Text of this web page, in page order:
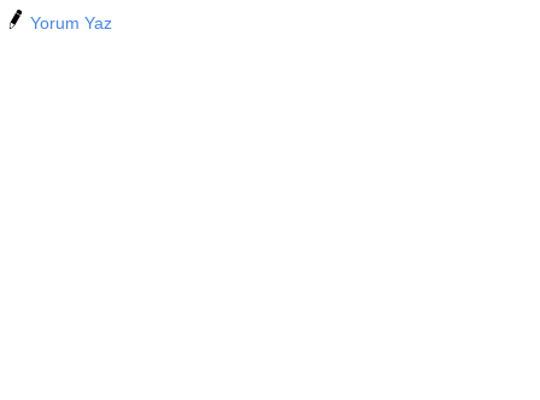
Yorum Yaz